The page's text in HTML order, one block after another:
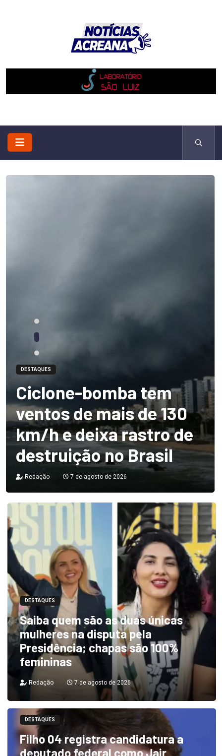
DESTAQUES
Ciclone-bomba tem
ventos de mais de 130
km/h e deixa rastro de
destruição no Brasil
Redação 7 de agosto de 2026
DESTAQUES
Saiba quem são as duas únicas
mulheres na disputa pela
Presidência; chapas são 100%
femininas
Redação 7 de agosto de 2026
DESTAQUES
Filho 04 registra candidatura a
deputado federal como Jair